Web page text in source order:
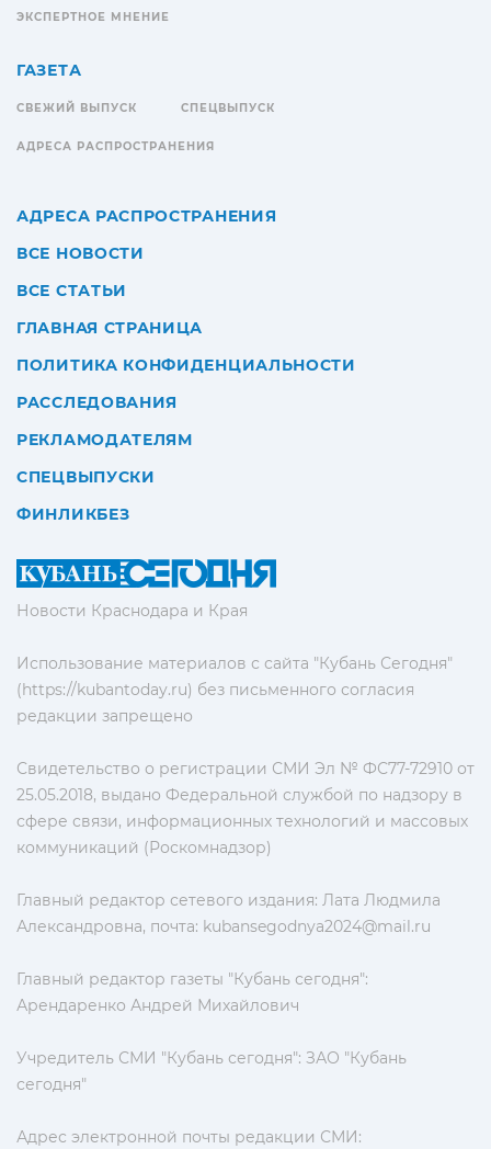
Новости Краснодара и Края
Использование материалов с сайта "Кубань Сегодня"
(https://kubantoday.ru) без письменного согласия
редакции запрещено
Свидетельство о регистрации СМИ Эл № ФС77-72910 от
25.05.2018, выдано Федеральной службой по надзору в
сфере связи, информационных технологий и массовых
коммуникаций (Роскомнадзор)
Главный редактор сетевого издания: Лата Людмила
Александровна, почта: kubansegodnya2024@mail.ru
Главный редактор газеты "Кубань сегодня":
Арендаренко Андрей Михайлович
Учредитель СМИ "Кубань сегодня": ЗАО "Кубань
сегодня"
Адрес электронной почты редакции СМИ:
ЭКСПЕРТНОЕ МНЕНИЕ
ГАЗЕТА
СВЕЖИЙ ВЫПУСК СПЕЦВЫПУСК
АДРЕСА РАСПРОСТРАНЕНИЯ
АДРЕСА РАСПРОСТРАНЕНИЯ
ВСЕ НОВОСТИ
ВСЕ СТАТЬИ
ГЛАВНАЯ СТРАНИЦА
ПОЛИТИКА КОНФИДЕНЦИАЛЬНОСТИ
РАССЛЕДОВАНИЯ
РЕКЛАМОДАТЕЛЯМ
СПЕЦВЫПУСКИ
ФИНЛИКБЕЗ